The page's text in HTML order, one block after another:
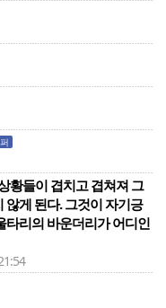
황들이 겹치고 겹쳐져 그
않게 된다. 그것이 자기긍
타리의 바운더리가 어디인